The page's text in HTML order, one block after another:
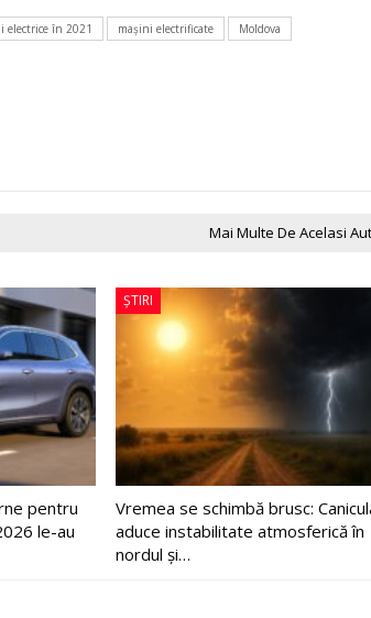
electrice în 2021 maşini electrificate
Moldova
Mai Multe De Acelasi
pentru
le-au
ȘTIRI
Vremea se schimbă brusc:
aduce instabilitate atmosferică în
nordul și…